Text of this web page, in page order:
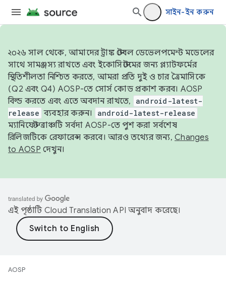
সাইন-ইন করুন
২০২৬ সাল থেকে, আমাদের ট্রাঙ্ক স্টেবল ডেভেলপমেন্ট মডেলের
সাথে সামঞ্জস্য রাখতে এবং ইকোসিস্টেমের জন্য প্ল্যাটফর্মের
স্থিতিশীলতা নিশ্চিত করতে, আমরা প্রতি দুই ও চার ত্রৈমাসিকে
(Q2 এবং Q4) AOSP-তে সোর্স কোড প্রকাশ করব। AOSP
বিল্ড করতে এবং এতে অবদান রাখতে,
android-latest-
release ব্যবহার করুন। android-latest-release
ম্যানিফেস্ট ব্রাঞ্চটি সর্বদা AOSP-তে পুশ করা সর্বশেষ
রিলিজটিকে রেফারেন্স করবে। আরও তথ্যের জন্য, Changes
to AOSP দেখুন।
এই পৃষ্ঠাটি Cloud Translation API অনুবাদ করেছে।
AOSP